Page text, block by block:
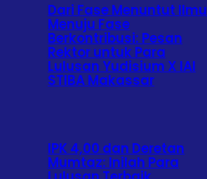
Dari Fase Menuntut Ilmu
Menuju Fase
Berkontribusi: Pesan
Rektor untuk Para
Lulusan Yudisium X IAI
STIBA Makassar
IPK 4,00 dan Deretan
Mumtaz: Inilah Para